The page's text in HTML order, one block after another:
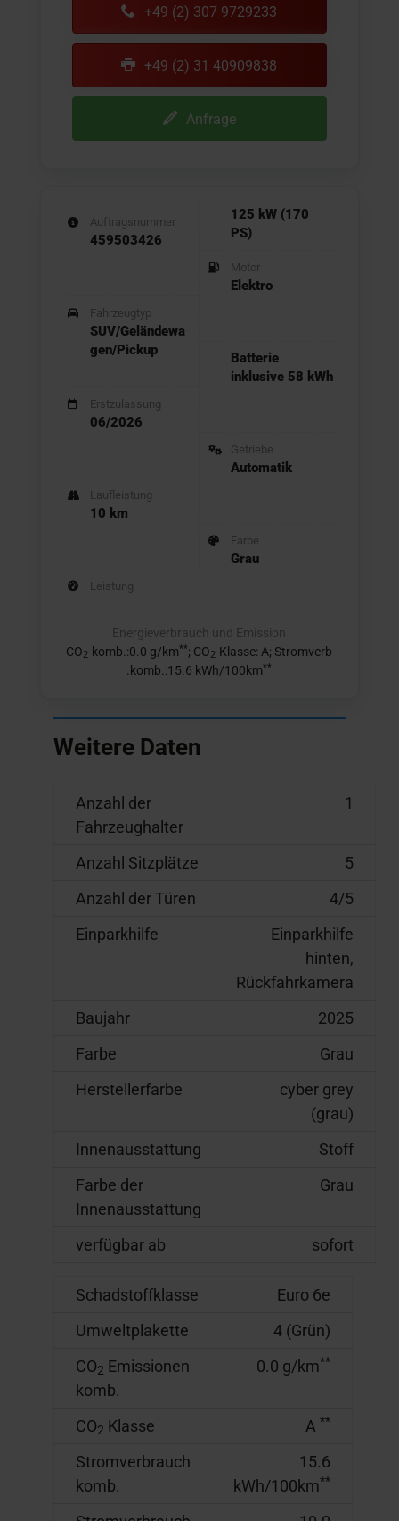
+49 (2) 307 9729233
+49 (2) 31 40909838
Anfrage
Auftragsnummer
459503426
Fahrzeugtyp
SUV/Geländewa
gen/Pickup
Erstzulassung
06/2026
Laufleistung
10 km
Leistung
125 kW (170
PS)
Motor
Elektro
Batterie
inklusive 58 kWh
Getriebe
Automatik
Farbe
Grau
Energieverbrauch und Emission
CO2-komb.:0.0 g/km**; CO2-Klasse: A; Stromverb
.komb.:15.6 kWh/100km**
Weitere Daten
Anzahl der
Fahrzeughalter
1
Anzahl Sitzplätze
5
Anzahl der Türen
4/5
Einparkhilfe
Einparkhilfe
hinten,
Rückfahrkamera
Baujahr
2025
Farbe
Grau
Herstellerfarbe
cyber grey
(grau)
Innenausstattung
Stoff
Farbe der
Innenausstattung
Grau
verfügbar ab sofort
Schadstoffklasse
Euro 6e
Umweltplakette
4 (Grün)
CO2 Emissionen
komb.
0.0 g/km**
CO2 Klasse A **
Stromverbrauch
komb.
15.6
kWh/100km**